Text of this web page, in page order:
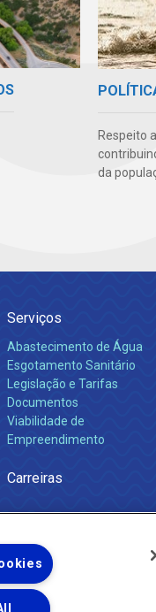
Respeito
da
Serviços
Abastecimento de Água
Esgotamento Sanitário
Legislação e Tarifas
Documentos
Viabilidade de
Empreendimento
Carreiras
de Janeiro
http://